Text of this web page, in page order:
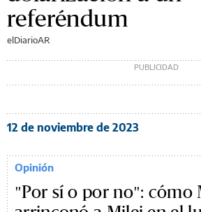
referéndum
elDiarioAR
12 de noviembre de 2023
Opinión
"Por sí o por no": cómo